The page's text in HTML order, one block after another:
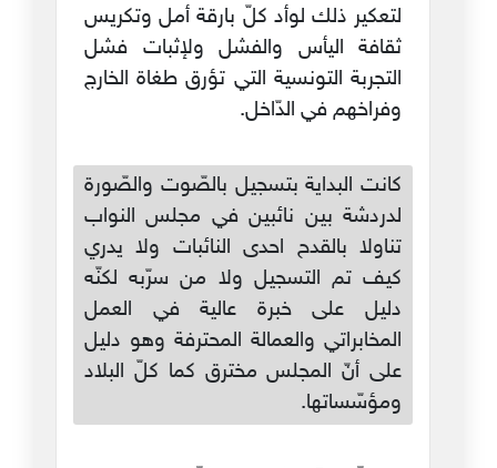
لتعكير ذلك لوأد كلّ بارقة أمل وتكريس
ثقافة اليأس والفشل ولإثبات فشل
التجربة التونسية التي تؤرق طغاة الخارج
وفراخهم في الدّاخل.
كانت البداية بتسجيل بالصّوت والصّورة
لدردشة بين نائبين في مجلس النواب
تناولا بالقدح احدى النائبات ولا يدري
كيف تم التسجيل ولا من سرّبه لكنّه
دليل على خبرة عالية في العمل
المخابراتي والعمالة المحترفة وهو دليل
على أنّ المجلس مخترق كما كلّ البلاد
ومؤسّساتها.